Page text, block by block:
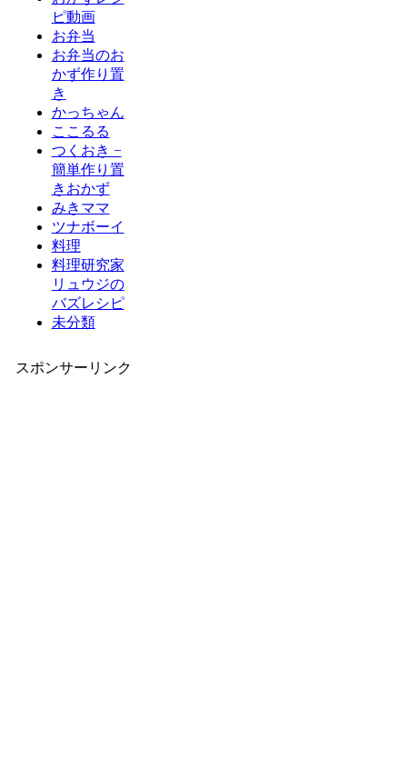
ピ動画
お弁当
お弁当のお
かず作り置
き
かっちゃん
ここるる
つくおき −
簡単作り置
きおかず
みきママ
ツナボーイ
料理
料理研究家
リュウジの
バズレシピ
未分類
スポンサーリンク